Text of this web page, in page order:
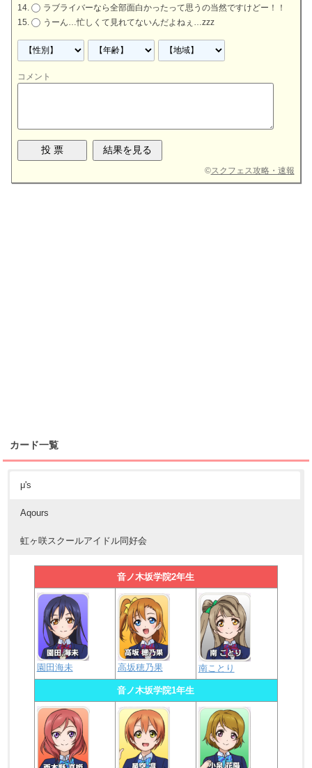
ラブライバーなら全部面白かったって思うの当然ですけどー！！
うーん…忙しくて見れてないんだよねぇ…zzz
コメント
©スクフェス攻略・速報
カード一覧
μ's
Aqours
虹ヶ咲スクールアイドル同好会
音ノ木坂学院2年生
園田海未 高坂穂乃果 南ことり
音ノ木坂学院1年生